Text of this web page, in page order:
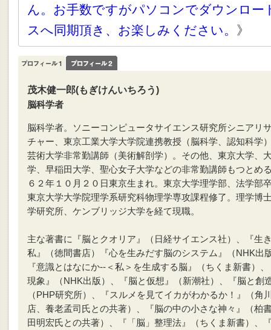
ん。お手数ですがパソコンでダウンロー
スへ同期頂き、お楽しみください。 》
茂木健一郎(もぎけんいちろう)
脳科学者
脳科学者。ソニーコンピュータサイエンス研究所シニアリ
チャー、東京工業大学大学院連携教授（脳科学、認知科学
芸術大学非常勤講師（美術解剖学）。その他、東京大学、
学、早稲田大学、聖心女子大学などの非常勤講師もつとめ
６２年１０月２０日東京生まれ。東京大学理学部、法学部
東京大学大学院理学系研究科物理学専攻課程修了。理学博
学研究所、ケンブリッジ大学を経て現職。
主な著書に『脳とクオリア』（日経サイエンス社）、『生
私』（徳間書店）『心を生みだす脳のシステム』（NHK出
『意識とはなにか--＜私＞を生成する脳』（ちくま新書）
現象』（NHK出版）、『脳と仮想』（新潮社）、『脳と創
（PHP研究所）、『スルメを見てイカがわかるか！』（角
店、養老孟司氏との共著）、『脳の中の小さな神々』（柏
田明宏氏との共著）、『「脳」整理法』（ちくま新書）、